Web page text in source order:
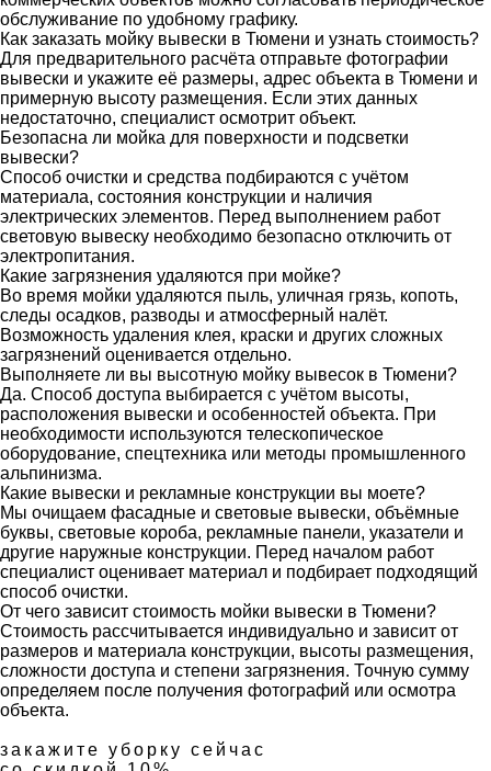
обслуживание по удобному графику.
Как заказать мойку вывески в Тюмени и узнать стоимость?
Для предварительного расчёта отправьте фотографии
вывески и укажите её размеры, адрес объекта в Тюмени и
примерную высоту размещения. Если этих данных
недостаточно, специалист осмотрит объект.
Безопасна ли мойка для поверхности и подсветки
вывески?
Способ очистки и средства подбираются с учётом
материала, состояния конструкции и наличия
электрических элементов. Перед выполнением работ
световую вывеску необходимо безопасно отключить от
электропитания.
Какие загрязнения удаляются при мойке?
Во время мойки удаляются пыль, уличная грязь, копоть,
следы осадков, разводы и атмосферный налёт.
Возможность удаления клея, краски и других сложных
загрязнений оценивается отдельно.
Выполняете ли вы высотную мойку вывесок в Тюмени?
Да. Способ доступа выбирается с учётом высоты,
расположения вывески и особенностей объекта. При
необходимости используются телескопическое
оборудование, спецтехника или методы промышленного
альпинизма.
Какие вывески и рекламные конструкции вы моете?
Мы очищаем фасадные и световые вывески, объёмные
буквы, световые короба, рекламные панели, указатели и
другие наружные конструкции. Перед началом работ
специалист оценивает материал и подбирает подходящий
способ очистки.
От чего зависит стоимость мойки вывески в Тюмени?
Стоимость рассчитывается индивидуально и зависит от
размеров и материала конструкции, высоты размещения,
сложности доступа и степени загрязнения. Точную сумму
определяем после получения фотографий или осмотра
объекта.
закажите уборку сейчас